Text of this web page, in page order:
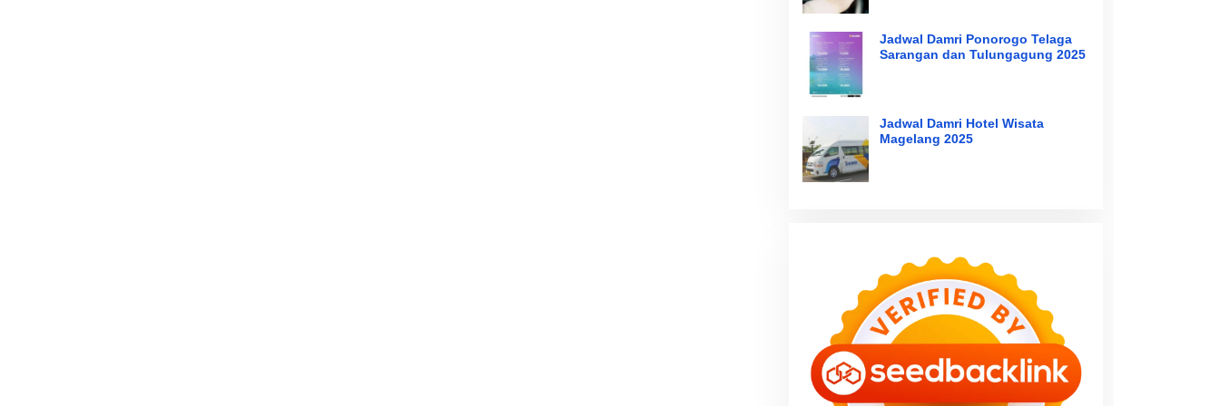
Jadwal Damri Ponorogo Telaga
Sarangan dan Tulungagung 2025
Jadwal Damri Hotel Wisata
Magelang 2025